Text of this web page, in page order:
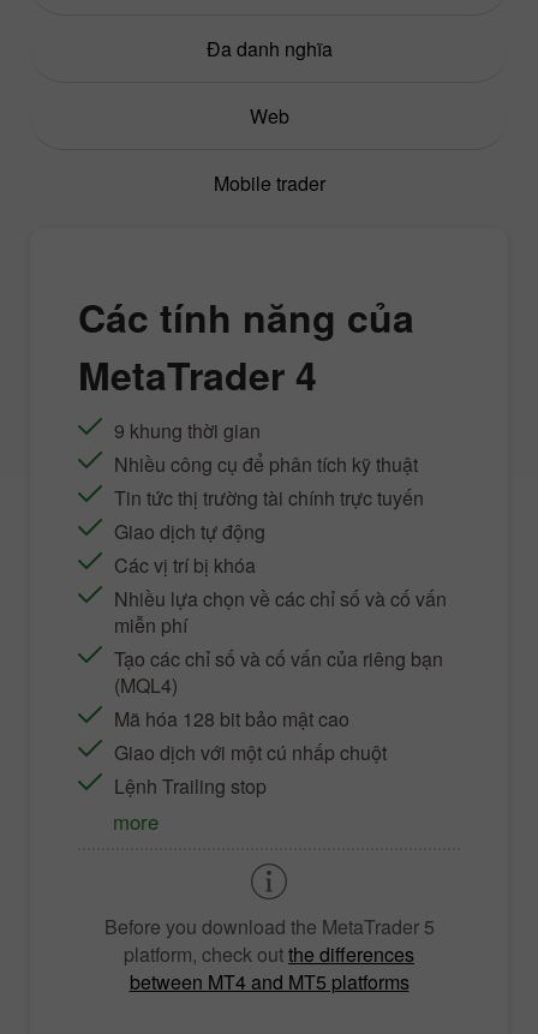
Đa danh nghĩa
Web
Mobile trader
Các tính năng của
MetaTrader 4
9 khung thời gian
Nhiều công cụ để phân tích kỹ thuật
Tin tức thị trường tài chính trực tuyến
Giao dịch tự động
Các vị trí bị khóa
Nhiều lựa chọn về các chỉ số và cố vấn
miễn phí
Tạo các chỉ số và cố vấn của riêng bạn
(MQL4)
Mã hóa 128 bit bảo mật cao
Giao dịch với một cú nhấp chuột
Lệnh Trailing stop
more
Before you download the MetaTrader 5
platform, check outthe differences
between MT4 and MT5 platforms